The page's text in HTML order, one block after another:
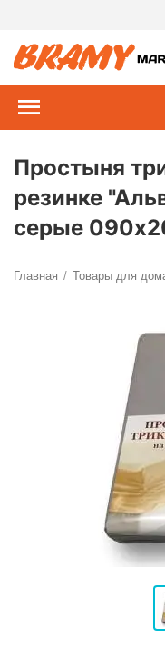
Простыня
резинке
серые
Главная / Товары для